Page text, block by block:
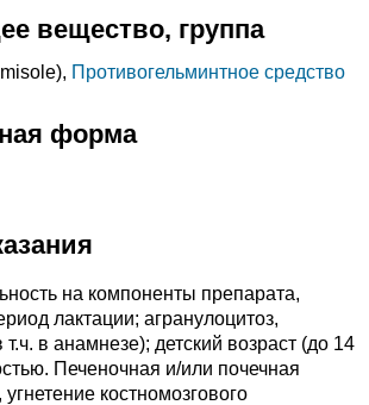
вещество, группа
Противогельминтное средство
форма
на компоненты препарата,
лактации; агранулоцитоз,
в анамнезе); детский возраст (до 14
Печеночная и/или почечная
угнетение костномозгового